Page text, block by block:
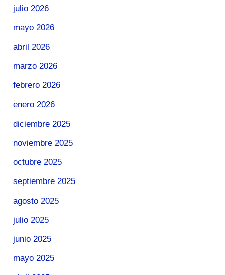
julio 2026
mayo 2026
abril 2026
marzo 2026
febrero 2026
enero 2026
diciembre 2025
noviembre 2025
octubre 2025
septiembre 2025
agosto 2025
julio 2025
junio 2025
mayo 2025